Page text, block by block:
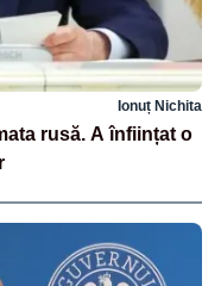
Ionuț Nichita
rusă. A înființat o